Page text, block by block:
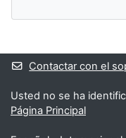
Bloques
Contactar con el
Usted no se ha
Página Principal